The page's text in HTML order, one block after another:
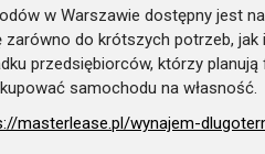
w Warszawie dostępny jest
do krótszych potrzeb, jak
przedsiębiorców, którzy
samochodu na własność.
masterlease.pl/wynajem-